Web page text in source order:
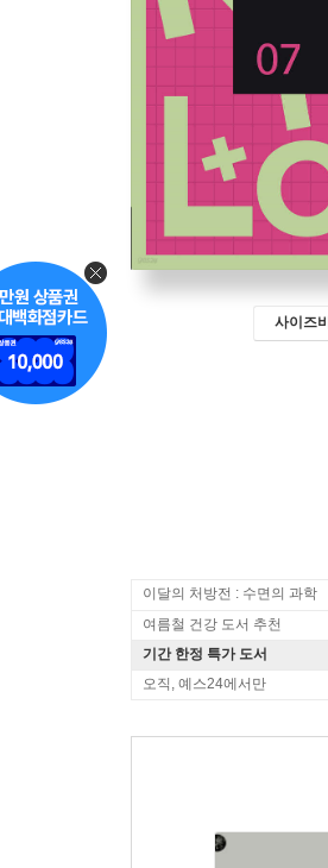
사이즈
이달의 처방전 : 수면의 과학
여름철 건강 도서 추천
기간 한정 특가 도서
오직, 예스24에서만